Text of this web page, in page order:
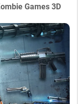
Games 3D